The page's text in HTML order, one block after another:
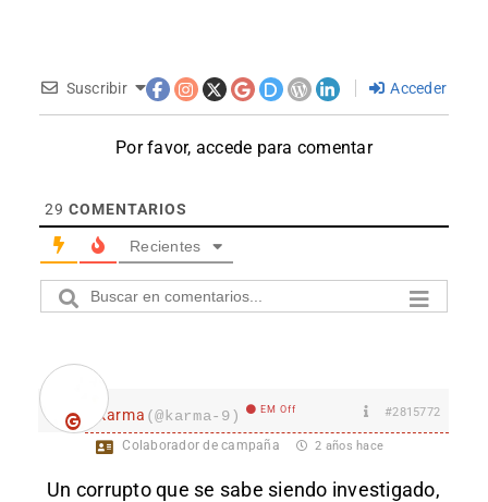
Suscribir Acceder
Por favor, accede para comentar
29 COMENTARIOS
Recientes
karma (@karma-9) EM Off #2815772
Colaborador de campaña 2 años hace
Un corrupto que se sabe siendo investigado,